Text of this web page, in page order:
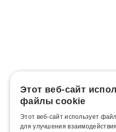
Этот веб-сайт
файлы cookie
Этот веб-сайт использует
для улучшения